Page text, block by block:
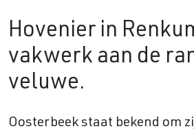
Hovenier in
vakwerk aan de
veluwe.
Oosterbeek staat bekend om